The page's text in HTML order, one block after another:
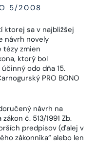
5/2008
ktorej sa v najbližšej
návrh novely
tézy zmien
ktorý bol
účinný odo dňa 15.
PRO BONO
návrh na
č. 513/1991 Zb.
predpisov (ďalej v
zákonníka“ alebo len